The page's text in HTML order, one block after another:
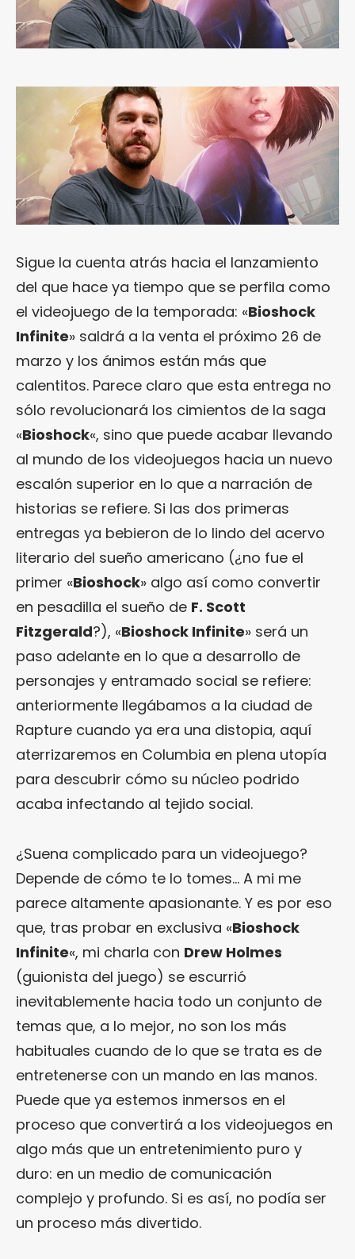
Sigue la cuenta atrás hacia el lanzamiento
del que hace ya tiempo que se perfila como
el videojuego de la temporada: «Bioshock
Infinite» saldrá a la venta el próximo 26 de
marzo y los ánimos están más que
calentitos. Parece claro que esta entrega no
sólo revolucionará los cimientos de la saga
«Bioshock«, sino que puede acabar llevando
al mundo de los videojuegos hacia un nuevo
escalón superior en lo que a narración de
historias se refiere. Si las dos primeras
entregas ya bebieron de lo lindo del acervo
literario del sueño americano (¿no fue el
primer «Bioshock» algo así como convertir
en pesadilla el sueño de F. Scott
Fitzgerald?), «Bioshock Infinite» será un
paso adelante en lo que a desarrollo de
personajes y entramado social se refiere:
anteriormente llegábamos a la ciudad de
Rapture cuando ya era una distopia, aquí
aterrizaremos en Columbia en plena utopía
para descubrir cómo su núcleo podrido
acaba infectando al tejido social.
¿Suena complicado para un videojuego?
Depende de cómo te lo tomes… A mi me
parece altamente apasionante. Y es por eso
que, tras probar en exclusiva «Bioshock
Infinite«, mi charla con Drew Holmes
(guionista del juego) se escurrió
inevitablemente hacia todo un conjunto de
temas que, a lo mejor, no son los más
habituales cuando de lo que se trata es de
entretenerse con un mando en las manos.
Puede que ya estemos inmersos en el
proceso que convertirá a los videojuegos en
algo más que un entretenimiento puro y
duro: en un medio de comunicación
complejo y profundo. Si es así, no podía ser
un proceso más divertido.